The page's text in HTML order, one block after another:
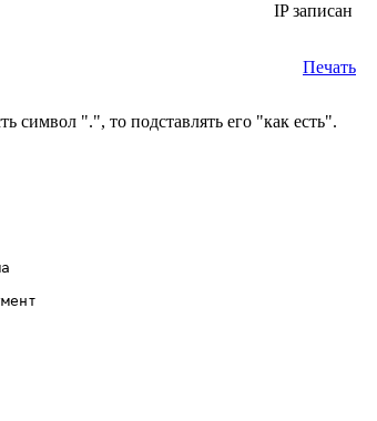
IP записан
Печать
символ ".", то подставлять его "как есть".